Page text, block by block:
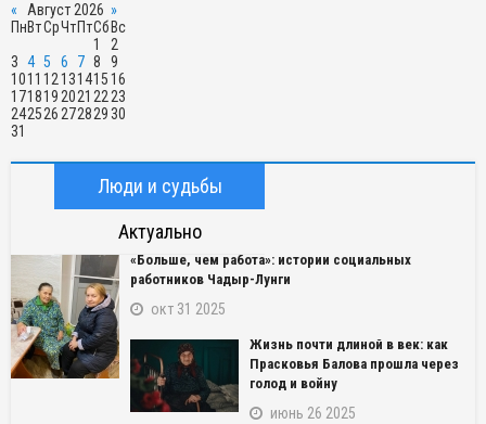
« Август 2026 »
ПнВтСрЧтПтСб Вс
1
2
3 4 5 6 7 8
9
1011 1213141516
171819 2021 22 23
242526 27282930
31
Люди и судьбы
Актуально
«Больше, чем работа»: истории социальных
работников Чадыр-Лунги
окт 31 2025
Жизнь почти длиной в век: как
Прасковья Балова прошла через
голод и войну
июнь 26 2025